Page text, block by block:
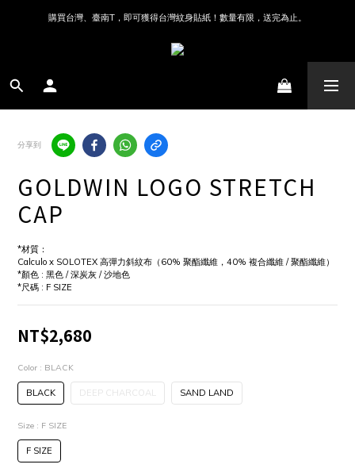
購買台灣、臺南T，即可獲得台灣紋身貼紙！數量有限，送完為止。
分享到
GOLDWIN LOGO STRETCH
CAP
*材質：
Calculo x SOLOTEX 高彈力斜紋布（60% 聚酯纖維，40% 複合纖維 / 聚酯纖維）
*顏色 : 黑色 / 深炭灰 / 沙地色
*尺碼 : F SIZE
NT$2,680
Color : BLACK
BLACK DEEP CHARCOAL SAND LAND
Size : F SIZE
F SIZE